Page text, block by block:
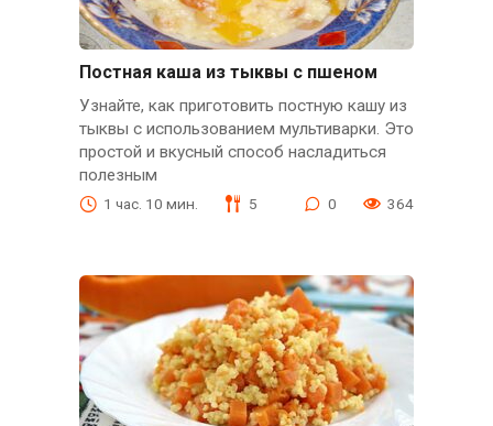
Постная каша из тыквы с пшеном
Узнайте, как приготовить постную кашу из
тыквы с использованием мультиварки. Это
простой и вкусный способ насладиться
полезным
1 час. 10 мин. 5 0 364